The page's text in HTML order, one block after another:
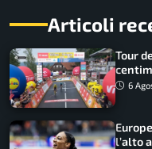
Articoli
Tour
tappa
6
l’alto